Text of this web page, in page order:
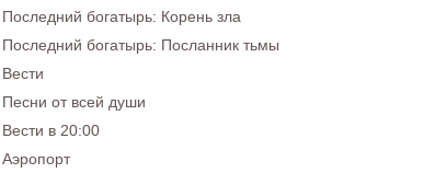
Последний богатырь: Корень зла
Последний богатырь: Посланник тьмы
Вести
Песни от всей души
Вести в 20:00
Аэропорт